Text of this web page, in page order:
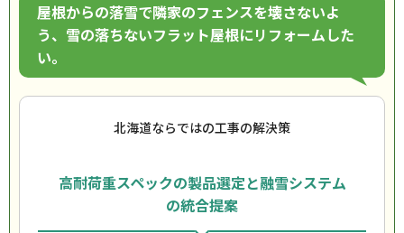
屋根からの落雪で隣家のフェンスを壊さないよ
う、雪の落ちないフラット屋根にリフォームした
い。
北海道ならではの工事の解決策
高耐荷重スペックの製品選定と融雪システム
の統合提案